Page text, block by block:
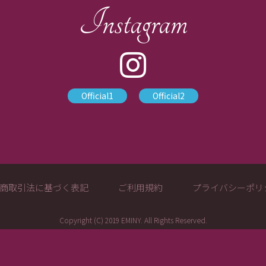
Instagram
Official1 Official2
取引法に基づく表記 ご利用規約 プライバシーポ
Copyright (C) 2019 EMINY. All Rights Reserved.